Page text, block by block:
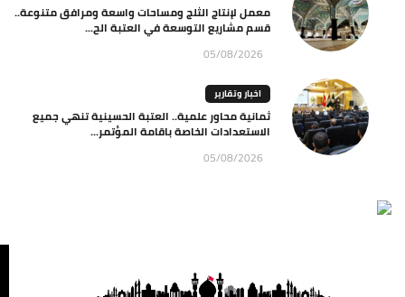
معمل لإنتاج الثلج ومساحات واسعة ومرافق متنوعة..
قسم مشاريع التوسعة في العتبة الح...
05/08/2026
اخبار وتقارير
ثمانية محاور علمية.. العتبة الحسينية تنهي جميع
الاستعدادات الخاصة باقامة المؤتمر...
05/08/2026